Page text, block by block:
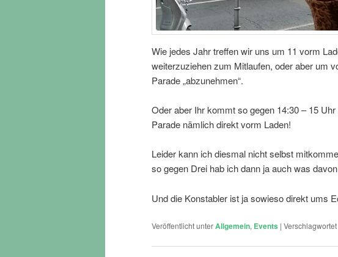
Wie jedes Jahr treffen wir uns um 11 vorm
weiterzuziehen zum Mitlaufen, oder aber um
Parade „abzunehmen“.
Oder aber Ihr kommt so gegen 14:30 – 15
Parade nämlich direkt vorm Laden!
Leider kann ich diesmal nicht selbst
so gegen Drei hab ich dann ja auch was davon
Und die Konstabler ist ja sowieso direkt ums
Veröffentlicht unterAllgemein, Events |